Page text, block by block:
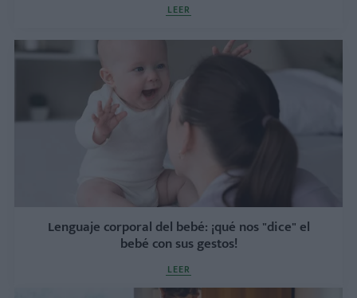
LEER
Lenguaje corporal del bebé: ¡qué nos "dice" el
bebé con sus gestos!
LEER